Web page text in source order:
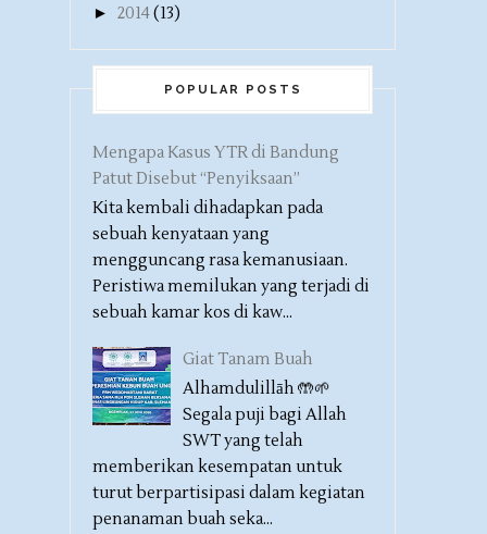
► 2014(13)
POPULAR POSTS
Mengapa Kasus YTR di Bandung
Patut Disebut “Penyiksaan”
Kita kembali dihadapkan pada
sebuah kenyataan yang
mengguncang rasa kemanusiaan.
Peristiwa memilukan yang terjadi di
sebuah kamar kos di kaw...
Giat Tanam Buah
Alhamdulillāh 🤲🌱
Segala puji bagi Allah
SWT yang telah
memberikan kesempatan untuk
turut berpartisipasi dalam kegiatan
penanaman buah seka...